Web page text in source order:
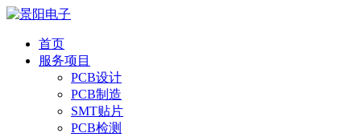
首页
服务项目
PCB设计
PCB制造
SMT贴片
PCB检测